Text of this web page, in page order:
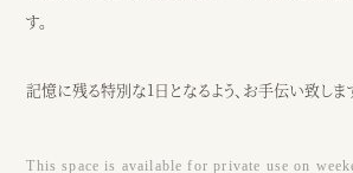
す。
記憶に残る特別な1日となるよう、お手伝い致しま
This space is available for private use on